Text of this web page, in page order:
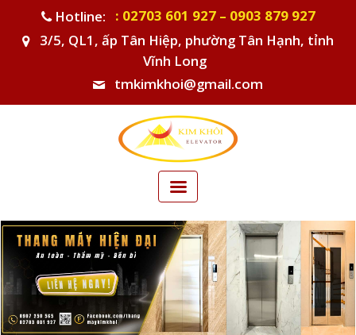
Hotline:
: 02703 601 927 – 0903 879 927
3/5, QL1, ấp Tân Hiệp, phường Tân Hạnh, tỉnh
Vĩnh Long
tmkimkhoi@gmail.com